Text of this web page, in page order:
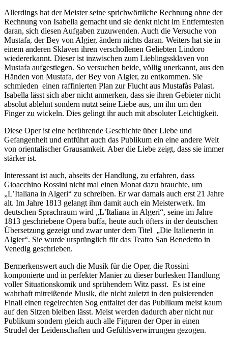
Allerdings hat der Meister seine sprichwörtliche Rechnung ohne der
Rechnung von Isabella gemacht und sie denkt nicht im Entferntesten
daran, sich diesen Aufgaben zuzuwenden. Auch die Versuche von
Mustafa, der Bey von Algier, ändern nichts daran. Weiters hat sie in
einem anderen Sklaven ihren verschollenen Geliebten Lindoro
wiedererkannt. Dieser ist inzwischen zum Lieblingssklaven von
Mustafa aufgestiegen. So versuchen beide, völlig unerkannt, aus den
Händen von Mustafa, der Bey von Algier, zu entkommen. Sie
schmieden einen raffinierten Plan zur Flucht aus Mustafàs Palast.
Isabella lässt sich aber nicht anmerken, dass sie ihren Gebieter nicht
absolut ablehnt sondern nutzt seine Liebe aus, um ihn um den
Finger zu wickeln. Dies gelingt ihr auch mit absoluter Leichtigkeit.
Diese Oper ist eine berührende Geschichte über Liebe und
Gefangenheit und entführt auch das Publikum ein eine andere Welt
von orientalischer Grausamkeit. Aber die Liebe zeigt, dass sie immer
stärker ist.
Interessant ist auch, abseits der Handlung, zu erfahren, dass
Gioacchino Rossini nicht mal einen Monat dazu brauchte, um
„L’Italiana in Algeri“ zu schreiben. Er war damals auch erst 21 Jahre
alt. Im Jahre 1813 gelangt ihm damit auch ein Meisterwerk. Im
deutschen Sprachraum wird „L’Italiana in Algeri“, seine im Jahre
1813 geschriebene Opera buffa, heute auch öfters in der deutschen
Übersetzung gezeigt und zwar unter dem Titel „Die Italienerin in
Algier“. Sie wurde ursprünglich für das Teatro San Benedetto in
Venedig geschrieben.
Bermerkenswert auch die Musik für die Oper, die Rossini
komponierte und in perfekter Manier zu dieser burlesken Handlung
voller Situationskomik und sprühendem Witz passt. Es ist eine
wahrhaft mitreißende Musik, die nicht zuletzt in den pulsierenden
Finali einen regelrechten Sog entfaltet der das Publikum meist kaum
auf den Sitzen bleiben lässt. Meist werden dadurch aber nicht nur
Publikum sondern gleich auch alle Figuren der Oper in einen
Strudel der Leidenschaften und Gefühlsverwirrungen gezogen.